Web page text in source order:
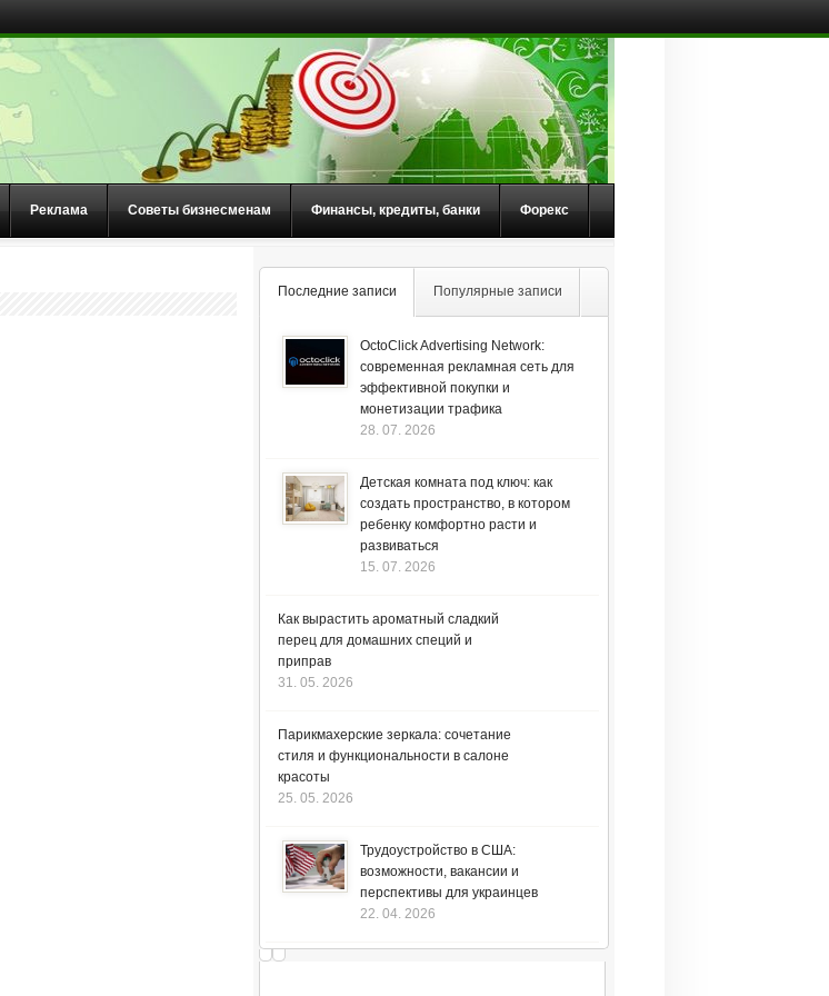
Реклама Советы бизнесменам Финансы, кредиты, банки Форекс
Последние записи Популярные записи
OctoClick Advertising Network:
современная рекламная сеть для
эффективной покупки и
монетизации трафика
28. 07. 2026
Детская комната под ключ: как
создать пространство, в котором
ребенку комфортно расти и
развиваться
15. 07. 2026
Как вырастить ароматный сладкий
перец для домашних специй и
приправ
31. 05. 2026
Парикмахерские зеркала: сочетание
стиля и функциональности в салоне
красоты
25. 05. 2026
Трудоустройство в США:
возможности, вакансии и
перспективы для украинцев
22. 04. 2026